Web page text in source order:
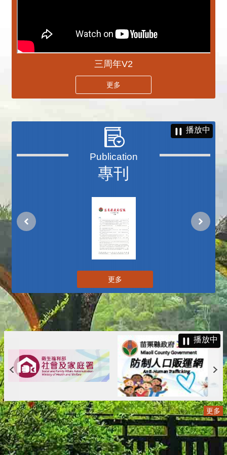
三周年V2
更多
專刊
播放中
更多
播放中
更多